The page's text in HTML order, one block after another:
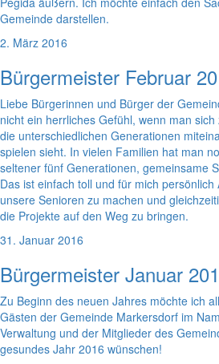
Gemeinde darstellen.
2. März 2016
Bürgermeister Februar
Liebe Bürgerinnen und Bürger der
nicht ein herrliches Gefühl, wenn man
die unterschiedlichen Generationen
spielen sieht. In vielen Familien hat man
seltener fünf Generationen, gemeinsame
Das ist einfach toll und für mich
unsere Senioren zu machen und
die Projekte auf den Weg zu bringen.
31. Januar 2016
Bürgermeister Januar
Zu Beginn des neuen Jahres möchte ich
Gästen der Gemeinde Markersdorf im
Verwaltung und der Mitglieder des
gesundes Jahr 2016 wünschen!